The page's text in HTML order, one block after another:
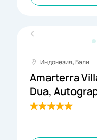
Индонезия, Бали
Amarterra
Dua,